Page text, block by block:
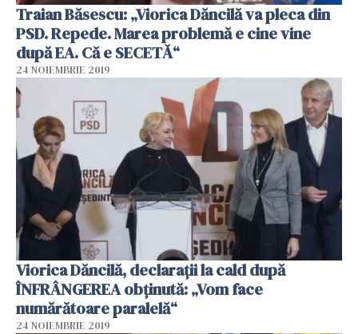
Traian Băsescu: „Viorica Dăncilă va pleca din
PSD. Repede. Marea problemă e cine vine
după EA. Că e SECETĂ“
24 NOIEMBRIE 2019
Viorica Dăncilă, declarații la cald după
ÎNFRÂNGEREA obținută: „Vom face
numărătoare paralelă“
24 NOIEMBRIE 2019